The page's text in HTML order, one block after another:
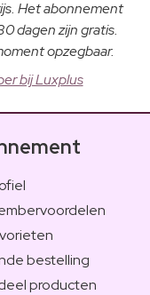
Het abonnement
dagen zijn gratis.
opzegbaar.
bij Luxplus
bestelling
producten